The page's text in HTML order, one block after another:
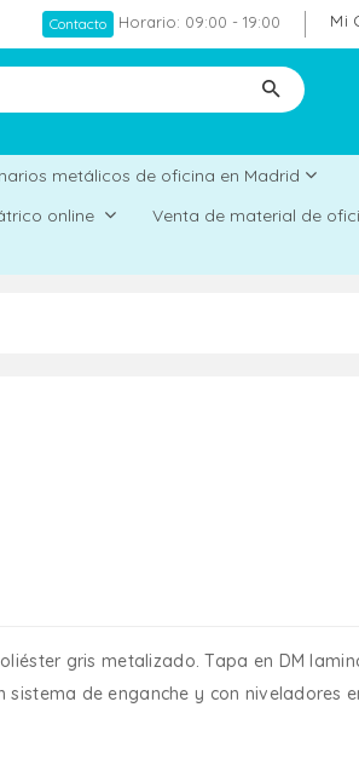
Mi
Contacto Horario: 09:00 - 19:00
metálicos de oficina en Madrid
online
Venta de material de
gris metalizado. Tapa en DM
de enganche y con niveladores